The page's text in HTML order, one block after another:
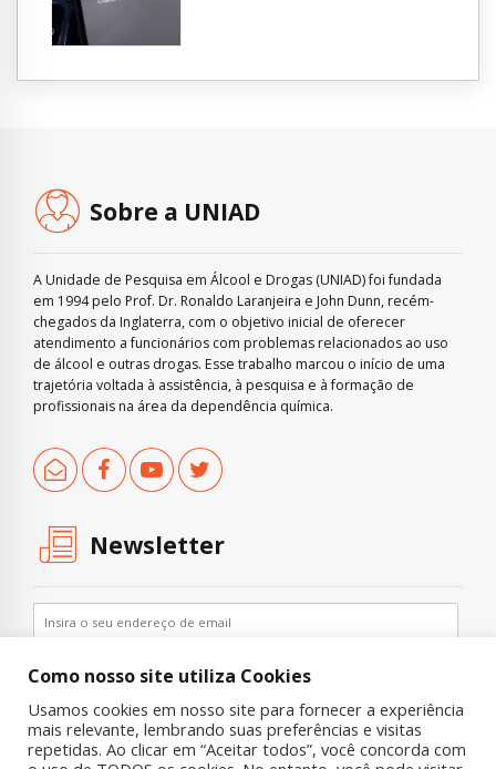
Sobre a UNIAD
A Unidade de Pesquisa em Álcool e Drogas (UNIAD) foi fundada
em 1994 pelo Prof. Dr. Ronaldo Laranjeira e John Dunn, recém-
chegados da Inglaterra, com o objetivo inicial de oferecer
atendimento a funcionários com problemas relacionados ao uso
de álcool e outras drogas. Esse trabalho marcou o início de uma
trajetória voltada à assistência, à pesquisa e à formação de
profissionais na área da dependência química.
Newsletter
Como nosso site utiliza Cookies
Usamos cookies em nosso site para fornecer a experiência
mais relevante, lembrando suas preferências e visitas
repetidas. Ao clicar em “Aceitar todos”, você concorda com